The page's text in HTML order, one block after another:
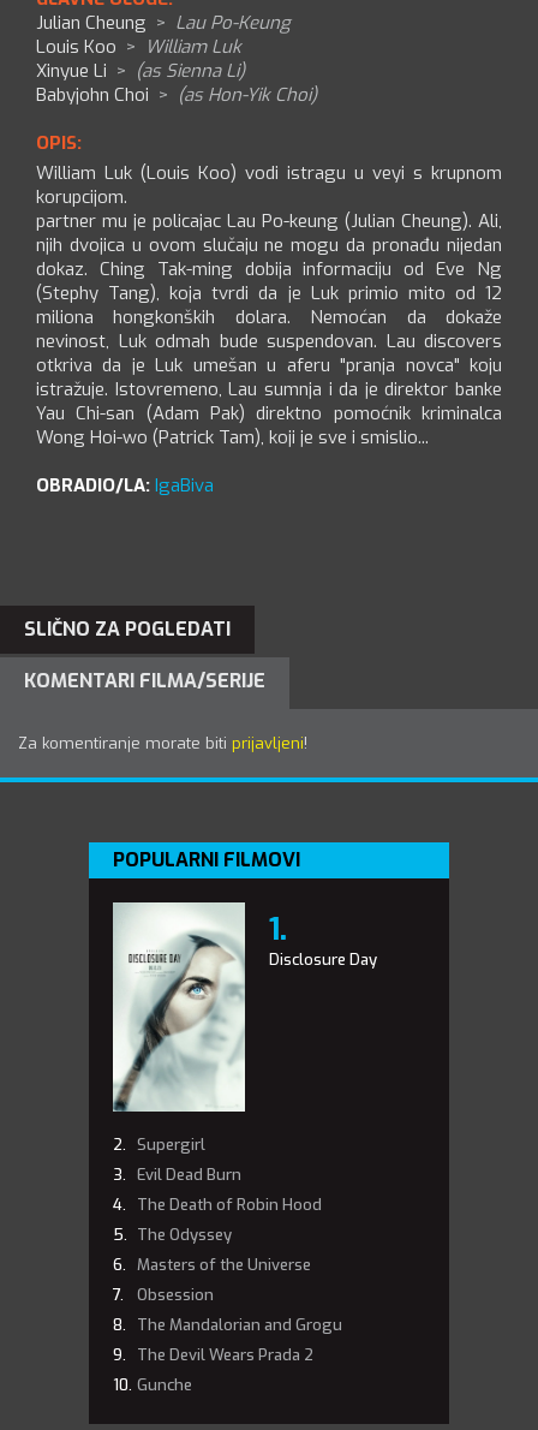
Julian Cheung > Lau Po-Keung
Louis Koo > William Luk
Xinyue Li > (as Sienna Li)
Babyjohn Choi > (as Hon-Yik Choi)
OPIS:
William Luk (Louis Koo) vodi istragu u veyi s krupnom
korupcijom.
partner mu je policajac Lau Po-keung (Julian Cheung). Ali,
njih dvojica u ovom slučaju ne mogu da pronađu nijedan
dokaz. Ching Tak-ming dobija informaciju od Eve Ng
(Stephy Tang), koja tvrdi da je Luk primio mito od 12
miliona hongkonških dolara. Nemoćan da dokaže
nevinost, Luk odmah bude suspendovan. Lau discovers
otkriva da je Luk umešan u aferu "pranja novca" koju
istražuje. Istovremeno, Lau sumnja i da je direktor banke
Yau Chi-san (Adam Pak) direktno pomoćnik kriminalca
Wong Hoi-wo (Patrick Tam), koji je sve i smislio...
OBRADIO/LA: IgaBiva
SLIČNO ZA POGLEDATI
KOMENTARI FILMA/SERIJE
Za komentiranje morate biti prijavljeni!
POPULARNI FILMOVI
Disclosure Day
Supergirl
Evil Dead Burn
The Death of Robin Hood
The Odyssey
Masters of the Universe
Obsession
The Mandalorian and Grogu
The Devil Wears Prada 2
Gunche